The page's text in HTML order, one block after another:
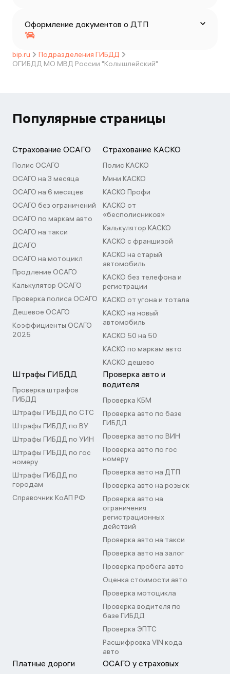
Оформление документов о ДТП
bip.ru
Подразделения ГИБДД
ОГИБДД МО МВД России "Колышлейский"
Популярные страницы
Страхование ОСАГО
Полис ОСАГО
ОСАГО на 3 месяца
ОСАГО на 6 месяцев
ОСАГО без ограничений
ОСАГО по маркам авто
ОСАГО на такси
ДСАГО
ОСАГО на мотоцикл
Продление ОСАГО
Калькулятор ОСАГО
Проверка полиса ОСАГО
Дешевое ОСАГО
Коэффициенты ОСАГО
2025
Страхование КАСКО
Полис КАСКО
Мини КАСКО
КАСКО Профи
КАСКО от
«бесполисников»
Калькулятор КАСКО
КАСКО с франшизой
КАСКО на старый
автомобиль
КАСКО без телефона и
регистрации
КАСКО от угона и тотала
КАСКО на новый
автомобиль
КАСКО 50 на 50
КАСКО по маркам авто
КАСКО дешево
Штрафы ГИБДД
Проверка штрафов
ГИБДД
Штрафы ГИБДД по СТС
Штрафы ГИБДД по ВУ
Штрафы ГИБДД по УИН
Штрафы ГИБДД по гос
номеру
Штрафы ГИБДД по
городам
Справочник КоАП РФ
Проверка авто и
водителя
Проверка КБМ
Проверка авто по базе
ГИБДД
Проверка авто по ВИН
Проверка авто по гос
номеру
Проверка авто на ДТП
Проверка авто на розыск
Проверка авто на
ограничения
регистрационных
действий
Проверка авто на такси
Проверка авто на залог
Проверка пробега авто
Оценка стоимости авто
Проверка мотоцикла
Проверка водителя по
базе ГИБДД
Проверка ЭПТС
Расшифровка VIN кода
авто
Платные дороги ОСАГО у страховых